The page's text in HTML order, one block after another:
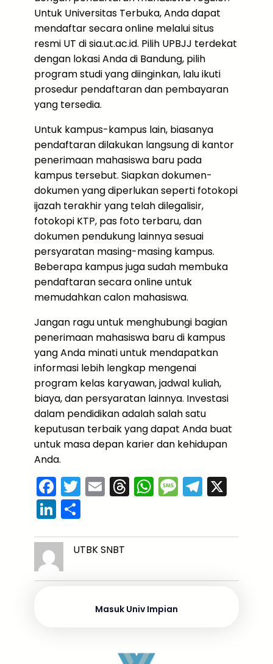
Untuk Universitas Terbuka, Anda dapat
mendaftar secara online melalui situs
resmi UT di sia.ut.ac.id. Pilih UPBJJ terdekat
dengan lokasi Anda di Bandung, pilih
program studi yang diinginkan, lalu ikuti
prosedur pendaftaran dan pembayaran
yang tersedia.
Untuk kampus-kampus lain, biasanya
pendaftaran dilakukan langsung di kantor
penerimaan mahasiswa baru pada
kampus tersebut. Siapkan dokumen-
dokumen yang diperlukan seperti fotokopi
ijazah terakhir yang telah dilegalisir,
fotokopi KTP, pas foto terbaru, dan
dokumen pendukung lainnya sesuai
persyaratan masing-masing kampus.
Beberapa kampus juga sudah membuka
pendaftaran secara online untuk
memudahkan calon mahasiswa.
Jangan ragu untuk menghubungi bagian
penerimaan mahasiswa baru di kampus
yang Anda minati untuk mendapatkan
informasi lebih lengkap mengenai
program kelas karyawan, jadwal kuliah,
biaya, dan persyaratan lainnya. Investasi
dalam pendidikan adalah salah satu
keputusan terbaik yang dapat Anda buat
untuk masa depan karier dan kehidupan
Anda.
F
a
c
e
b
o
T
w
er
E
m
l
T
hr
a
s
W
h
ts
p
p
M
e
s
g
T
el
gr
m
Li
n
k
e
dI
ar
UTBK SNBT
Masuk Univ Impian